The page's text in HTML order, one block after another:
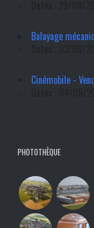
Balayage
Cinémobile -
PHOTOTHÈQUE